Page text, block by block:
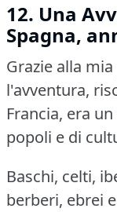
12. Una
Spagna,
Grazie alla
l'avventura,
Francia, era
popoli e di
Baschi, celti,
berberi, ebrei